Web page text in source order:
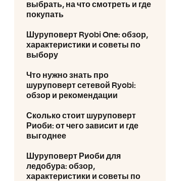
выбрать, на что смотреть и где
покупать
Шуруповерт Ryobi One: обзор,
характеристики и советы по
выбору
Что нужно знать про
шуруповерт сетевой Ryobi:
обзор и рекомендации
Сколько стоит шуруповерт
Риоби: от чего зависит и где
выгоднее
Шуруповерт Риоби для
ледобура: обзор,
характеристики и советы по